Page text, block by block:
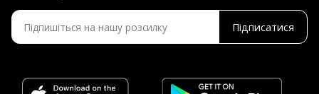
Підписатися